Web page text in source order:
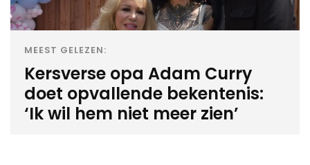
MEEST GELEZEN:
Kersverse opa Adam Curry
doet opvallende bekentenis:
‘Ik wil hem niet meer zien’